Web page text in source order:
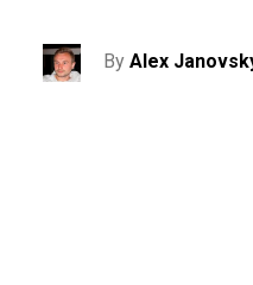
ByAlex